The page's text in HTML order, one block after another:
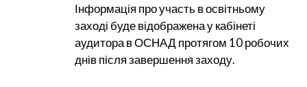
Інформація про участь в освітньому
заході буде відображена у кабінеті
аудитора в ОСНАД протягом 10 робочих
днів після завершення заходу.